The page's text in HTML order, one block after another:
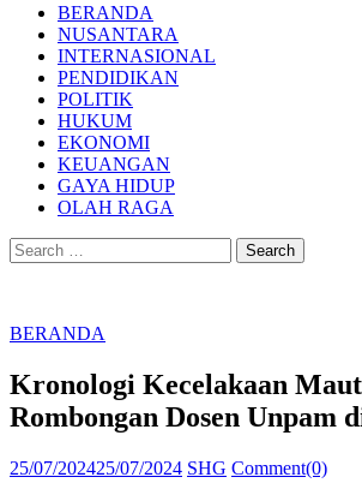
BERANDA
NUSANTARA
INTERNASIONAL
PENDIDIKAN
POLITIK
HUKUM
EKONOMI
KEUANGAN
GAYA HIDUP
OLAH RAGA
Search
for:
BERANDA
Kronologi Kecelakaan
Rombongan Dosen Unpam
Posted
25/07/202425/07/2024 Author
SHG Comment(0)